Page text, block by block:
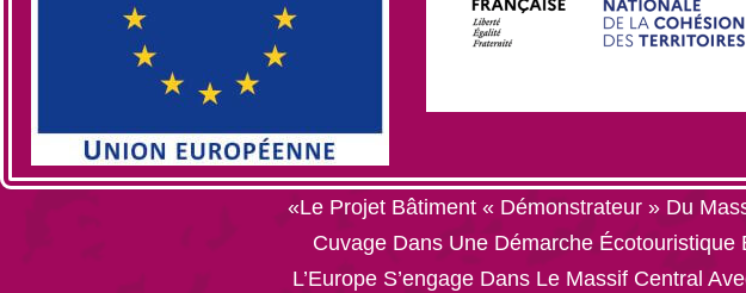
«Le Projet Bâtiment « Démonstrateur » Du
Cuvage Dans Une Démarche Écotouristique
L’Europe S’engage Dans Le Massif Central